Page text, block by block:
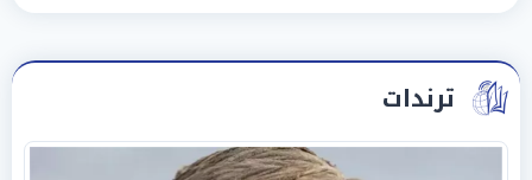
ترندات